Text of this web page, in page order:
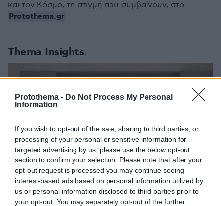
Protothema - Do Not Process My Personal
Information
If you wish to opt-out of the sale, sharing to third parties, or
processing of your personal or sensitive information for
targeted advertising by us, please use the below opt-out
section to confirm your selection. Please note that after your
opt-out request is processed you may continue seeing
interest-based ads based on personal information utilized by
us or personal information disclosed to third parties prior to
your opt-out. You may separately opt-out of the further
Thema Insights
και τον Κόσμο, τη στιγμή που συμβαίνουν, στο
Protothema.gr